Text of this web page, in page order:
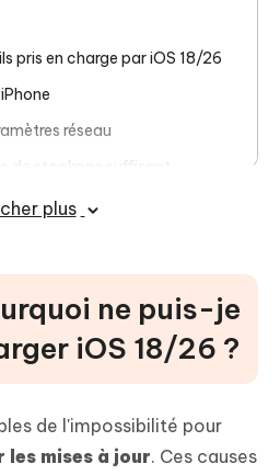
pris en charge par iOS 18/26
réseau
de stockage suffisant
pour télécharger iOS 18/26
plus
ne puis-je
iOS 18/26 ?
de l'impossibilité pour
mises à jour. Ces causes